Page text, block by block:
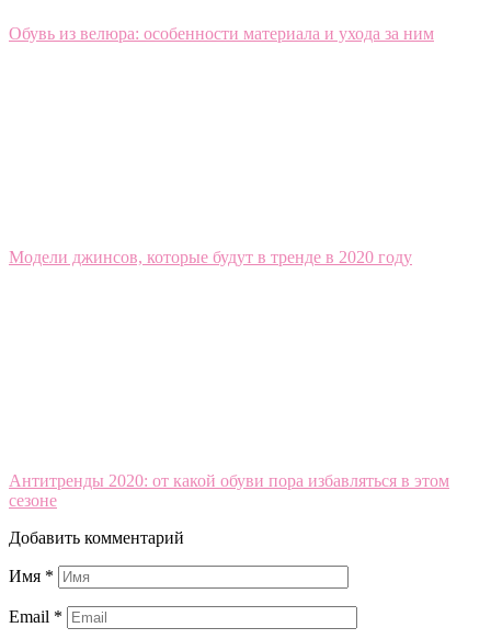
Обувь из велюра: особенности материала и ухода за ним
Модели джинсов, которые будут в тренде в 2020 году
Антитренды 2020: от какой обуви пора избавляться в этом
сезоне
Добавить комментарий
Имя *
Email *